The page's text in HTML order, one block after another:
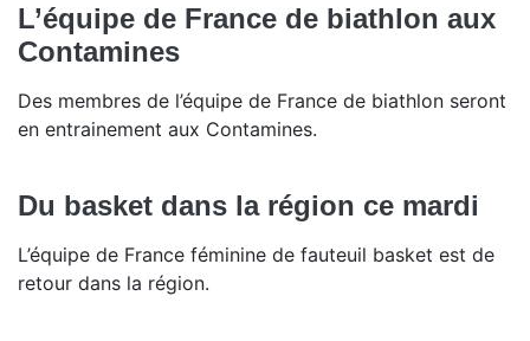
L’équipe de France de biathlon aux
Contamines
Des membres de l’équipe de France de biathlon seront
en entrainement aux Contamines.
Du basket dans la région ce mardi
L’équipe de France féminine de fauteuil basket est de
retour dans la région.